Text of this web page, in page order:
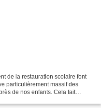
de la restauration scolaire font
particulièrement massif des
de nos enfants. Cela fait